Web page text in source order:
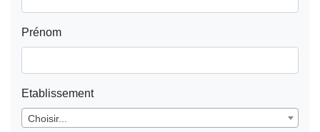
Prénom
Etablissement
Choisir...